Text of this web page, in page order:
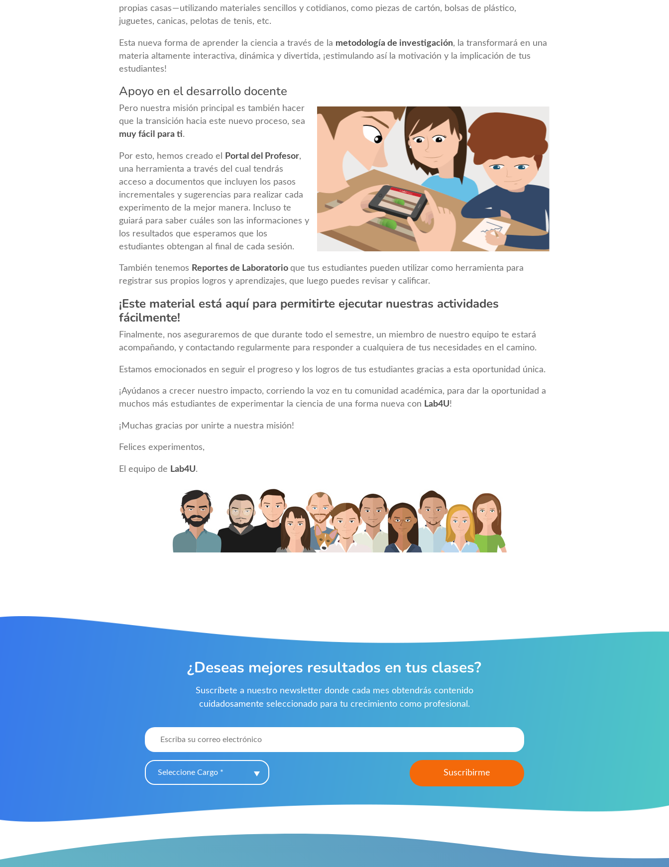
propias casas — utilizando materiales sencillos y cotidianos, como piezas de cartón, bolsas de plástico,
juguetes, canicas, pelotas de tenis, etc.
Esta nueva forma de aprender la ciencia a través de la metodología de investigación, la transformará en una
materia altamente interactiva, dinámica y divertida, ¡estimulando así la motivación y la implicación de tus
estudiantes!
Apoyo en el desarrollo docente
Pero nuestra misión principal es también hacer
que la transición hacia este nuevo proceso, sea
muy fácil
para ti.
Por esto, hemos creado el Portal del Profesor,
una herramienta a través del cual tendrás
acceso a documentos que incluyen los pasos
incrementales y sugerencias para realizar cada
experimento de la mejor manera. Incluso te
guiará para saber cuáles son las informaciones y
los resultados que esperamos que los
estudiantes obtengan al final de cada sesión.
También tenemos Reportes de Laboratorio que tus estudiantes pueden utilizar como herramienta para
registrar sus propios logros y aprendizajes, que luego puedes revisar y calificar.
¡Este material está aquí para permitirte ejecutar nuestras actividades
fácilmente!
Finalmente, nos aseguraremos de que durante todo el semestre, un miembro de nuestro equipo te estará
acompañando, y contactando regularmente para responder a cualquiera de tus necesidades en el camino.
Estamos emocionados en seguir el progreso y los logros de tus estudiantes gracias a esta oportunidad única.
¡Ayúdanos a crecer nuestro impacto, corriendo la voz en tu comunidad académica, para dar la oportunidad a
muchos más estudiantes de experimentar la ciencia de una forma nueva con Lab4U!
¡Muchas gracias por unirte a nuestra misión!
Felices experimentos,
El equipo de Lab4U.
¿Deseas mejores resultados en tus clases?
Suscríbete a nuestro newsletter donde cada mes obtendrás contenido
cuidadosamente seleccionado para tu crecimiento como profesional.
Seleccione Cargo *